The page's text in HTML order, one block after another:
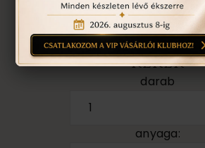
ÉRDEKEL A TERMÉK,
KÉREK
darab
1
anyaga: